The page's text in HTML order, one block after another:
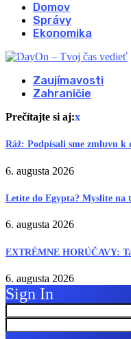
Domov
Správy
Ekonomika
Zaujímavosti
Zahraničie
Prečítajte si aj:x
Ráž: Podpísali sme zmluvu k
6. augusta 2026
Letíte do Egypta? Myslite na
6. augusta 2026
EXTRÉMNE HORÚČAVY:
6. augusta 2026
Sign In